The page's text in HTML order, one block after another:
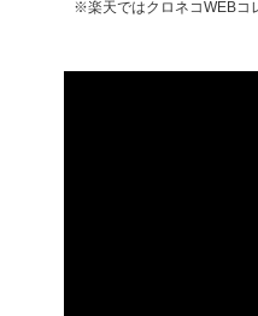
※楽天ではクロネコWEBコ